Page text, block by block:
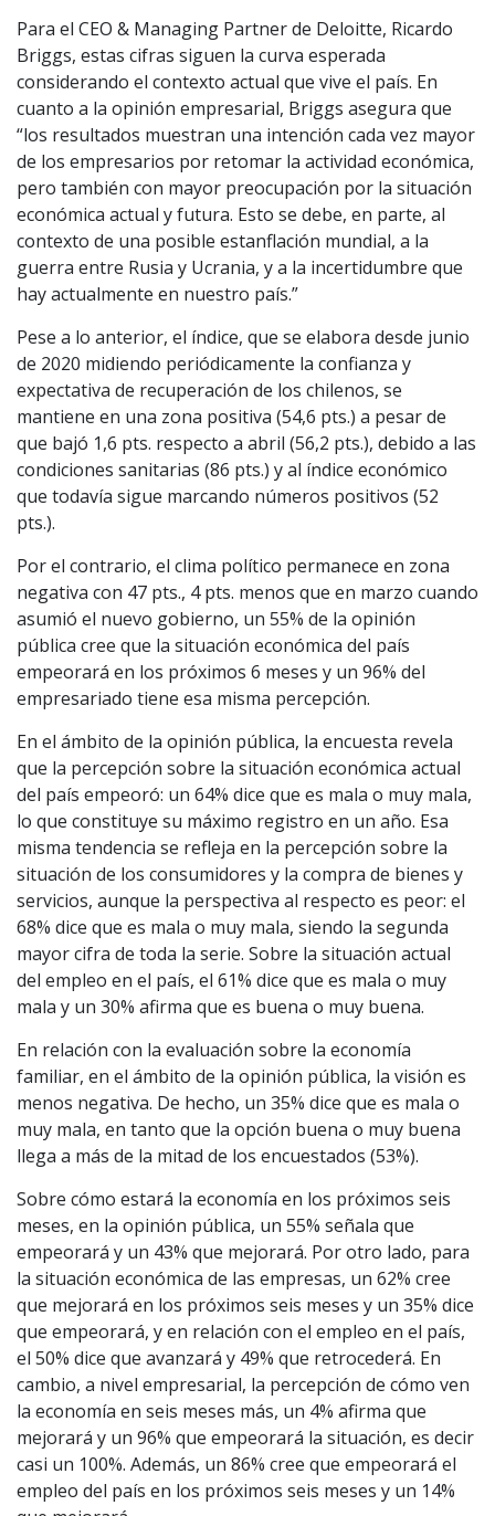
Para el CEO & Managing Partner de Deloitte, Ricardo
Briggs, estas cifras siguen la curva esperada
considerando el contexto actual que vive el país. En
cuanto a la opinión empresarial, Briggs asegura que
“los resultados muestran una intención cada vez mayor
de los empresarios por retomar la actividad económica,
pero también con mayor preocupación por la situación
económica actual y futura. Esto se debe, en parte, al
contexto de una posible estanflación mundial, a la
guerra entre Rusia y Ucrania, y a la incertidumbre que
hay actualmente en nuestro país.”
Pese a lo anterior, el índice, que se elabora desde junio
de 2020 midiendo periódicamente la confianza y
expectativa de recuperación de los chilenos, se
mantiene en una zona positiva (54,6 pts.) a pesar de
que bajó 1,6 pts. respecto a abril (56,2 pts.), debido a las
condiciones sanitarias (86 pts.) y al índice económico
que todavía sigue marcando números positivos (52
pts.).
Por el contrario, el clima político permanece en zona
negativa con 47 pts., 4 pts. menos que en marzo cuando
asumió el nuevo gobierno, un 55% de la opinión
pública cree que la situación económica del país
empeorará en los próximos 6 meses y un 96% del
empresariado tiene esa misma percepción.
En el ámbito de la opinión pública, la encuesta revela
que la percepción sobre la situación económica actual
del país empeoró: un 64% dice que es mala o muy mala,
lo que constituye su máximo registro en un año. Esa
misma tendencia se refleja en la percepción sobre la
situación de los consumidores y la compra de bienes y
servicios, aunque la perspectiva al respecto es peor: el
68% dice que es mala o muy mala, siendo la segunda
mayor cifra de toda la serie. Sobre la situación actual
del empleo en el país, el 61% dice que es mala o muy
mala y un 30% afirma que es buena o muy buena.
En relación con la evaluación sobre la economía
familiar, en el ámbito de la opinión pública, la visión es
menos negativa. De hecho, un 35% dice que es mala o
muy mala, en tanto que la opción buena o muy buena
llega a más de la mitad de los encuestados (53%).
Sobre cómo estará la economía en los próximos seis
meses, en la opinión pública, un 55% señala que
empeorará y un 43% que mejorará. Por otro lado, para
la situación económica de las empresas, un 62% cree
que mejorará en los próximos seis meses y un 35% dice
que empeorará, y en relación con el empleo en el país,
el 50% dice que avanzará y 49% que retrocederá. En
cambio, a nivel empresarial, la percepción de cómo ven
la economía en seis meses más, un 4% afirma que
mejorará y un 96% que empeorará la situación, es decir
casi un 100%. Además, un 86% cree que empeorará el
empleo del país en los próximos seis meses y un 14%